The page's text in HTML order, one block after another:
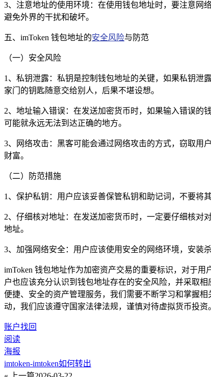
3、注意地址的使用环境：在使用钱包地址时，要注意网
避免外界的干扰和破坏。
五、imToken 钱包地址的安全风险与防范
（一）安全风险
1、私钥泄露：私钥是控制钱包地址的关键，如果私钥泄
家门的钥匙随意交给别人，后果不堪设想。
2、地址输入错误：在发送加密货币时，如果输入错误的
可能就永远无法到达正确的地方。
3、网络攻击：黑客可能会通过网络攻击的方式，窃取用
财富。
（二）防范措施
1、保护私钥：用户应该妥善保管私钥和助记词，不要将
2、仔细核对地址：在发送加密货币时，一定要仔细核对
地址。
3、加强网络安全：用户应该使用安全的网络环境，安装
imToken 钱包地址作为加密资产交易的重要标识，对于
户也应该充分认识到钱包地址存在的安全风险，并采取
便捷、安全的资产管理服务，我们需要不断学习和掌握
动，我们应该遵守国家法律法规，谨慎对待虚拟货币投资
账户找回
阅读
海报
imtoken-imtoken如何转出